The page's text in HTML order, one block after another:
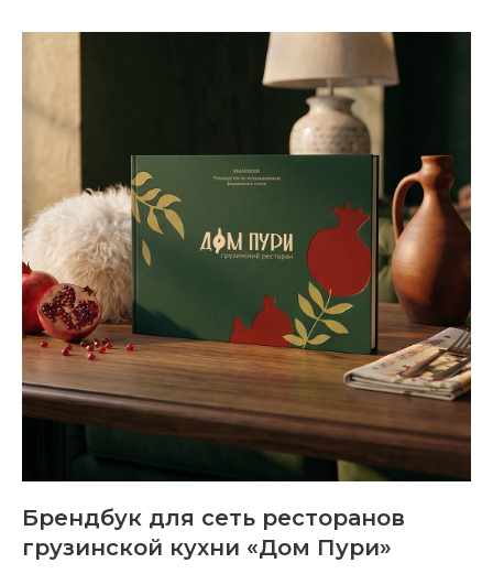
Брендбук для сеть ресторанов
грузинской кухни «Дом Пури»